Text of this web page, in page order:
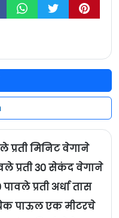
प्रती मिनिट वेगाने
प्रती 30 सेकंद वेगाने
प्रती अर्धा तास
पाऊल एक मीटरचे